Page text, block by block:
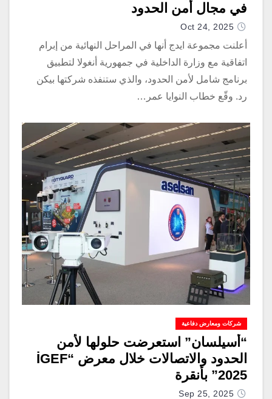
في مجال أمن الحدود
Oct 24, 2025
أعلنت مجموعة ايدج أنها في المراحل النهائية من إبرام
اتفاقية مع وزارة الداخلية في جمهورية أنغولا لتطبيق
برنامج شامل لأمن الحدود، والذي ستنفذه شركتها بيكن
رد. وقّع خطاب النوايا عمر…
شركات ومعارض دفاعية
“أسيلسان” استعرضت حلولها لأمن
الحدود والاتصالات خلال معرض “İGEF
2025” بأنقرة
Sep 25, 2025